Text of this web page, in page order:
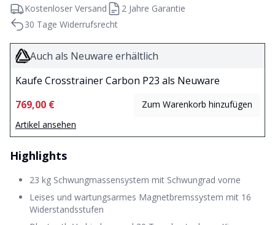
Kostenloser Versand
2 Jahre Garantie
30 Tage Widerrufsrecht
Auch als Neuware erhältlich
Kaufe Crosstrainer Carbon P23 als Neuware
769,00 €
Zum Warenkorb hinzufügen
Artikel ansehen
Highlights
23 kg Schwungmassensystem mit Schwungrad vorne
Leises und wartungsarmes Magnetbremssystem mit 16
Widerstandsstufen